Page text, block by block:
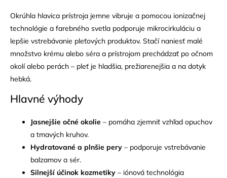
Okrúhla hlavica prístroja jemne vibruje a pomocou ionizačnej
technológie a farebného svetla podporuje mikrocirkuláciu a
lepšie vstrebávanie pleťových produktov. Stačí naniesť malé
množstvo krému alebo séra a prístrojom prechádzať po očnom
okolí alebo perách – pleť je hladšia, prežiarenejšia a na dotyk
hebká.
Hlavné výhody
Jasnejšie očné okolie – pomáha zjemniť vzhľad opuchov
a tmavých kruhov.
Hydratované a plnšie pery – podporuje vstrebávanie
balzamov a sér.
Silnejší účinok kozmetiky – iónová technológia